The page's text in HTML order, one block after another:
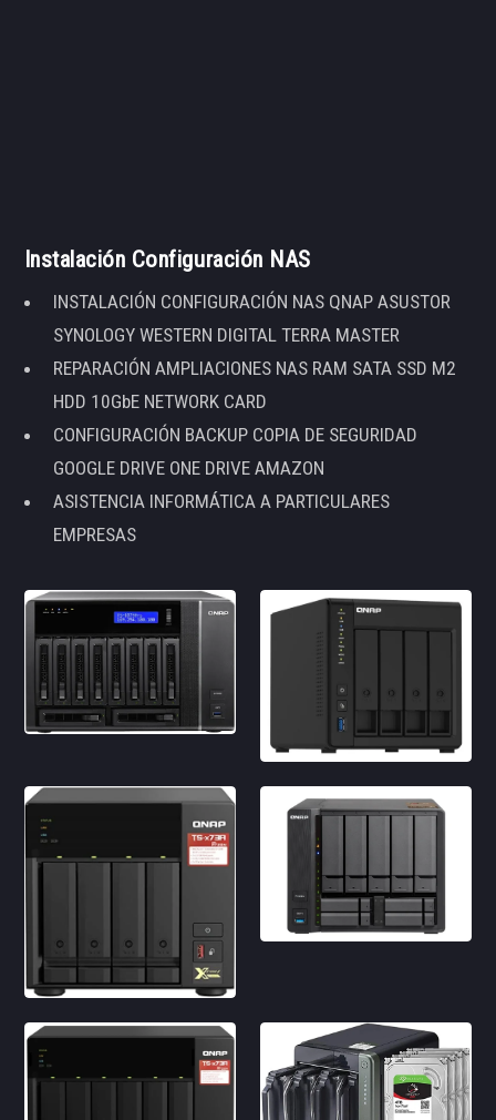
Instalación Configuración NAS
INSTALACIÓN CONFIGURACIÓN NAS QNAP ASUSTOR
SYNOLOGY WESTERN DIGITAL TERRA MASTER
REPARACIÓN AMPLIACIONES NAS RAM SATA SSD M2
HDD 10GbE NETWORK CARD
CONFIGURACIÓN BACKUP COPIA DE SEGURIDAD
GOOGLE DRIVE ONE DRIVE AMAZON
ASISTENCIA INFORMÁTICA A PARTICULARES
EMPRESAS